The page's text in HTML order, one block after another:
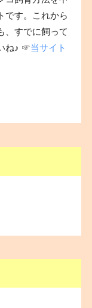
です。これから
、すでに飼って
ね♪ ☞当サイト